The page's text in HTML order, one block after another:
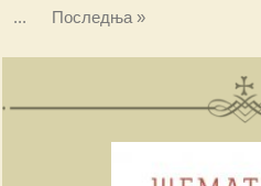
... Последња »